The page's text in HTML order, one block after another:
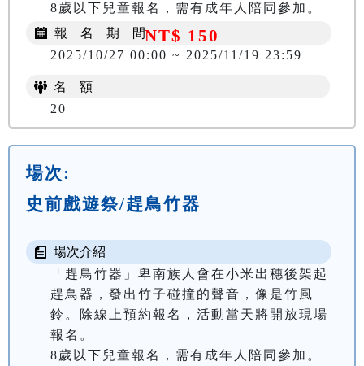
NT$ 150
8歲以下兒童報名，需有成年人陪同參加。
報 名 期 間
2025/10/27 00:00 ~ 2025/11/19 23:59
名 額
20
場次:
史前戲遊祭/趕鳥竹器
場次介紹
「趕鳥竹器」卑南族人會在小米出穗後架起
趕鳥器，發出竹子碰撞的聲音，像是竹風
鈴。除線上預約報名，活動當天將開放現場
報名。
8歲以下兒童報名，需有成年人陪同參加。